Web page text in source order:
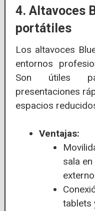
4. Altavoces
portátiles
Los altavoces
entornos
Son útiles
presentaciones
espacios
Ventajas:
sala
tablets